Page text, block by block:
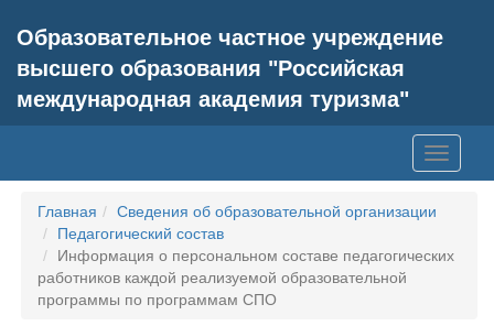
Образовательное частное учреждение
высшего образования "Российская
международная академия туризма"
Toggle
Главная
Сведения об образовательной организации
Педагогический состав
Информация о персональном составе педагогических
работников каждой реализуемой образовательной
программы по программам СПО